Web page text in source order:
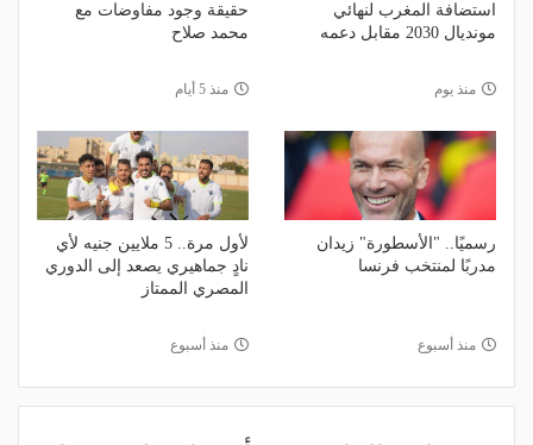
استضافة المغرب لنهائي
مونديال 2030 مقابل دعمه
منذ يوم
حقيقة وجود مفاوضات مع
محمد صلاح
منذ 5 أيام
رسميًا.. "الأسطورة" زيدان
مدربًا لمنتخب فرنسا
منذ أسبوع
لأول مرة.. 5 ملايين جنيه لأي
نادٍ جماهيري يصعد إلى الدوري
المصري الممتاز
منذ أسبوع